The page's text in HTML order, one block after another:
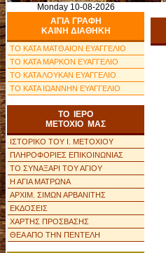
Monday 10-08-2026
ΑΓΙΑ ΓΡΑΦΗ
ΚΑΙΝΗ ΔΙΑΘΗΚΗ
ΤΟ ΚΑΤΑ ΜΑΤΘΑΙΟΝ ΕΥΑΓΓΕΛΙΟ
ΤΟ ΚΑΤΑ ΜΑΡΚΟΝ ΕΥΑΓΓΕΛΙΟ
ΤΟ ΚΑΤΑ ΛΟΥΚΑΝ ΕΥΑΓΓΕΛΙΟ
ΤΟ ΚΑΤΑ ΙΩΑΝΝΗΝ ΕΥΑΓΓΕΛΙΟ
ΤΟ ΙΕΡΟ
ΜΕΤΟΧΙΟ ΜΑΣ
ΙΣΤΟΡΙΚΟ ΤΟΥ Ι. ΜΕΤΟΧΙΟΥ
ΠΛΗΡΟΦΟΡΙΕΣ ΕΠΙΚΟΙΝΩΝΙΑΣ
ΤΟ ΣΥΝΑΞΑΡΙ ΤΟΥ ΑΓΙΟΥ
Η ΑΓΙΑ ΜΑΤΡΩΝΑ
ΑΡΧΙΜ. ΣΙΜΩΝ ΑΡΒΑΝΙΤΗΣ
ΕΚΔΟΣΕΙΣ
ΧΑΡΤΗΣ ΠΡΟΣΒΑΣΗΣ
ΘΕΑ ΑΠΟ ΤΗΝ ΠΕΝΤΕΛΗ